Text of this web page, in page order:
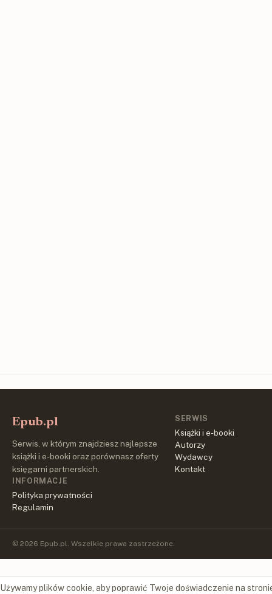
Epub.pl
Serwis, w którym znajdziesz najlepsze
książki i e-booki oraz porównasz oferty
księgarni partnerskich.
SERWIS
Książki i e-booki
Autorzy
Wydawcy
Kontakt
INFORMACJE
Polityka prywatności
Regulamin
© 2026 Epub.pl. Wszelkie prawa zastrzeżone.
Używamy plików cookie, aby poprawić Twoje doświadczenie na